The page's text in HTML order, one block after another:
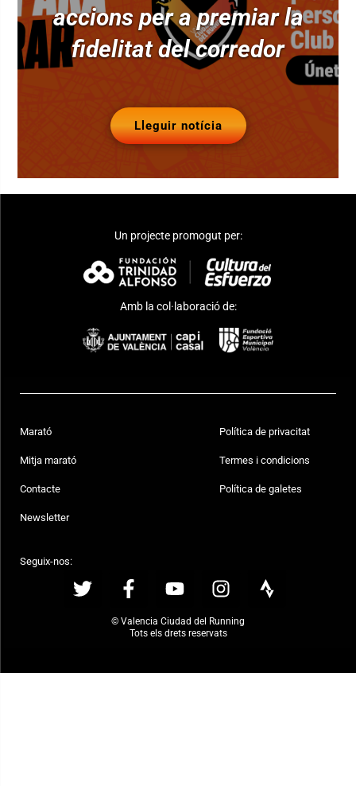
accions per a premiar la
fidelitat del corredor
Lleguir notícia
Un projecte promogut per:
Amb la col·laboració de:
Marató
Mitja marató
Contacte
Newsletter
Política de privacitat
Termes i condicions
Política de galetes
Seguix-nos:
© Valencia Ciudad del Running
Tots els drets reservats